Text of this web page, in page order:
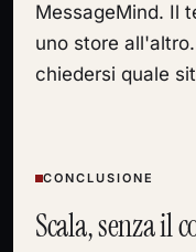
MessageMind. Il
uno store
chiedersi quale
CONCLUSIONE
Scala, senza il